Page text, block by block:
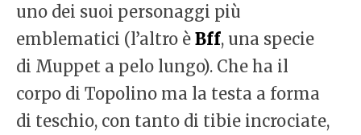
uno dei suoi personaggi più
emblematici (l’altro è Bff, una specie
di Muppet a pelo lungo). Che ha il
corpo di Topolino ma la testa a forma
di teschio, con tanto di tibie incrociate,